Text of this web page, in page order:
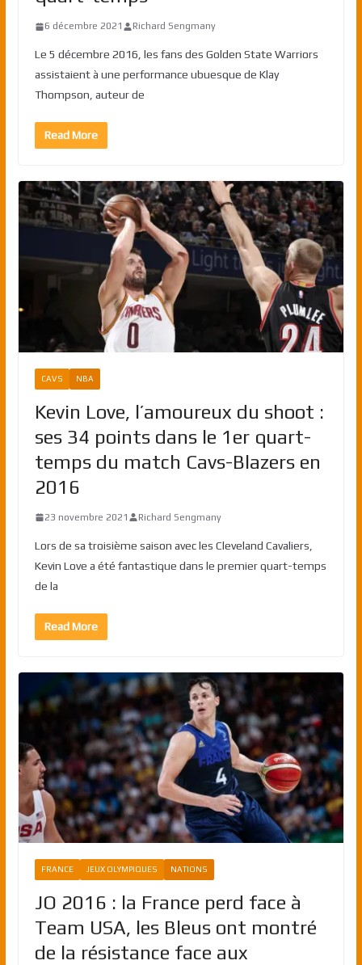
6 décembre 2021 Richard Sengmany
Le 5 décembre 2016, les fans des Golden State Warriors
assistaient à une performance ubuesque de Klay
Thompson, auteur de
Read More
CAVS NBA
Kevin Love, l’amoureux du shoot :
ses 34 points dans le 1er quart-
temps du match Cavs-Blazers en
2016
23 novembre 2021 Richard Sengmany
Lors de sa troisième saison avec les Cleveland Cavaliers,
Kevin Love a été fantastique dans le premier quart-temps
de la
Read More
FRANCE JEUX OLYMPIQUES NATIONS
JO 2016 : la France perd face à
Team USA, les Bleus ont montré
de la résistance face aux